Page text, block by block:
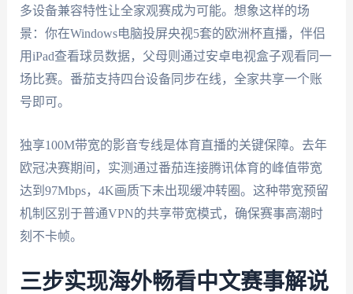
多设备兼容特性让全家观赛成为可能。想象这样的场
景：你在Windows电脑投屏央视5套的欧洲杯直播，伴侣
用iPad查看球员数据，父母则通过安卓电视盒子观看同一
场比赛。番茄支持四台设备同步在线，全家共享一个账
号即可。
独享100M带宽的影音专线是体育直播的关键保障。去年
欧冠决赛期间，实测通过番茄连接腾讯体育的峰值带宽
达到97Mbps，4K画质下未出现缓冲转圈。这种带宽预留
机制区别于普通VPN的共享带宽模式，确保赛事高潮时
刻不卡帧。
三步实现海外畅看中文赛事解说